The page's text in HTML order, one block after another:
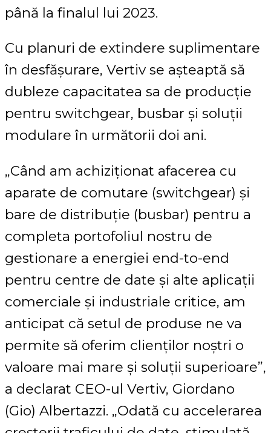
până la finalul lui 2023.
Cu planuri de extindere suplimentare
în desfășurare, Vertiv se așteaptă să
dubleze capacitatea sa de producție
pentru switchgear, busbar și soluții
modulare în următorii doi ani.
„Când am achiziționat afacerea cu
aparate de comutare (switchgear) și
bare de distribuție (busbar) pentru a
completa portofoliul nostru de
gestionare a energiei end-to-end
pentru centre de date și alte aplicații
comerciale și industriale critice, am
anticipat că setul de produse ne va
permite să oferim clienților noștri o
valoare mai mare și soluții superioare”,
a declarat CEO-ul Vertiv, Giordano
(Gio) Albertazzi. „Odată cu accelerarea